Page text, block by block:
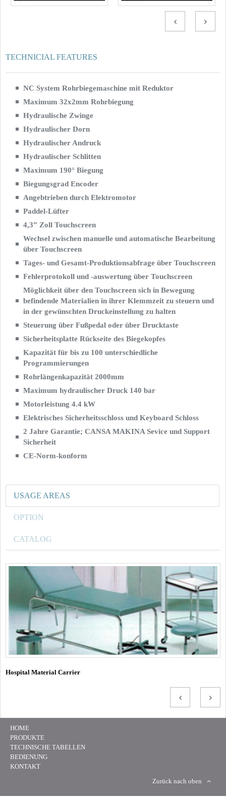
TECHNICIAL FEATURES
NC System Rohrbiegemaschine mit Reduktor
Maximum 32x2mm Rohrbiegung
Hydraulische Zwinge
Hydraulischer Dorn
Hydraulischer Andruck
Hydraulischer Schlitten
Maximum 190° Biegung
Biegungsgrad Encoder
Angebtrieben durch Elektromotor
Paddel-Lüfter
4,3” Zoll Touchscreen
Wechsel zwischen manuelle und automatische Bearbeitung
über Touchscreen
Tages- und Gesamt-Produktionsabfrage über Touchscreen
Fehlerprotokoll und -auswertung über Touchscreen
Möglichkeit über den Touchscreen sich in Bewegung
befindende Materialien in ihrer Klemmzeit zu steuern und
in der gewünschten Druckeinstellung zu halten
Steuerung über Fußpedal oder über Drucktaste
Sicherheitsplatte Rückseite des Biegekopfes
Kapazität für bis zu 100 unterschiedliche
Programmierungen
Rohrlängenkapazität 2000mm
Maximum hydraulischer Druck 140 bar
Motorleistung 4.4 kW
Elektrisches Sicherheitsschloss und Keyboard Schloss
2 Jahre Garantie; CANSA MAKINA Sevice und Support
Sicherheit
CE-Norm-konform
USAGE AREAS
OPTION
CATALOG
Hospital Material Carrier
HOME
PRODUKTE
TECHNISCHE TABELLEN
BEDIENUNG
KONTAKT
Zurück nach oben